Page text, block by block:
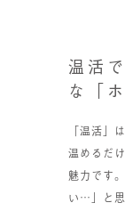
温活
な「
「温活」
温めるだ
魅力です
い…」と思